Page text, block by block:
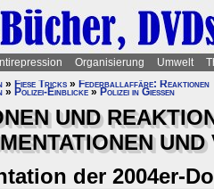
Organisierung Umwelt
» Fiese Tricks » Federballaffäre: Reaktionen
» Polizei-Einblicke » Polizei in Gießen
UND
der 2004er-